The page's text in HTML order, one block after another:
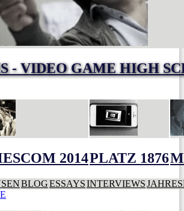
- VIDEO GAME HIGH
2014PLATZ 1876
BLOGESSAYSINTERVIEWS